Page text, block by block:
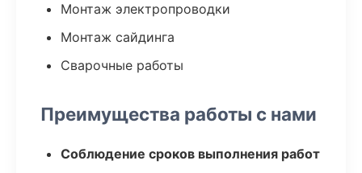
Монтаж электропроводки
Монтаж сайдинга
Сварочные работы
Преимущества работы с нами
Соблюдение сроков выполнения работ